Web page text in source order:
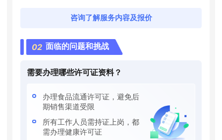
咨询了解服务内容及报价
02 面临的问题和挑战
需要办理哪些许可证资料？
办理食品流通许可证，避免后
期销售渠道受限
所有工作人员需持证上岗，都
需办理健康许可证